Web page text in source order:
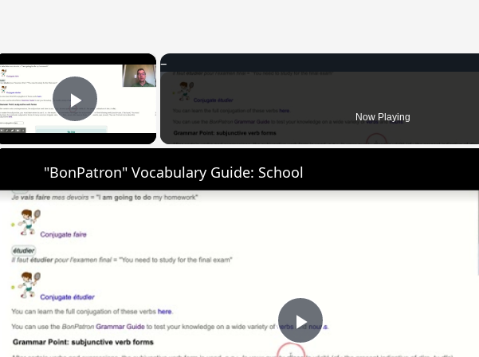
×
Play Video Now Playing
Play
"BonPatron" Vocabulary Guide: School